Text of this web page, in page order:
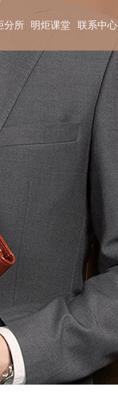
分所 明炬课堂 联系中心